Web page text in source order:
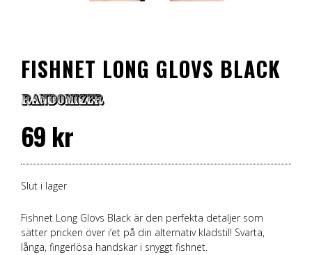
FISHNET LONG GLOVS BLACK
69 kr
Slut i lager
Fishnet Long Glovs Black är den perfekta detaljer som
sätter pricken över i’et på din alternativ klädstil! Svarta,
långa, fingerlösa handskar i snyggt fishnet.